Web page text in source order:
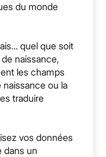
du monde
quel que soit
naissance,
les champs
ou la
traduire
vos données
dans un